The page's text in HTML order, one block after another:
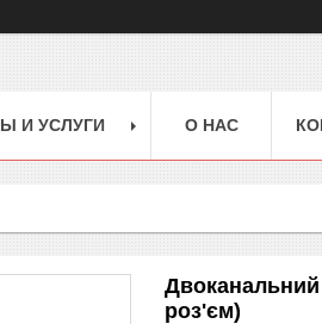
И УСЛУГИ О НАС
Двоканальний
роз'єм)